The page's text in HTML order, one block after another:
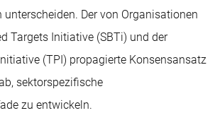
unterscheiden. Der von Organisationen
Targets Initiative (SBTi) und der
(TPI) propagierte Konsensansatz
sektorspezifische
zu entwickeln.